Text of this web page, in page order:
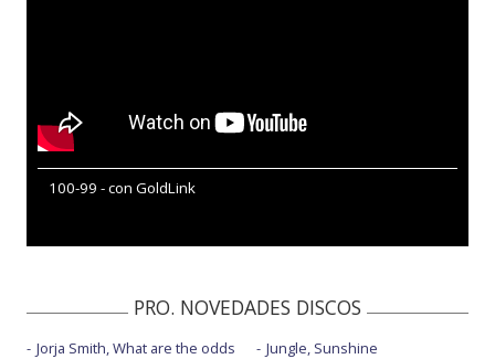
100-99 - con GoldLink
PRO. NOVEDADES DISCOS
Jorja Smith, What are the odds
Jungle, Sunshine